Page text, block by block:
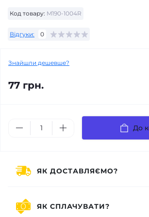
Код товару: M190-1004R
Відгуки: 0
Знайшли дешевше?
77 грн.
До
ЯК ДОСТАВЛЯЄМО?
ЯК СПЛАЧУВАТИ?